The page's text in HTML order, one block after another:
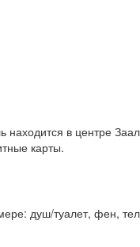
находится в центре
карты.
душ/туалет, фен,